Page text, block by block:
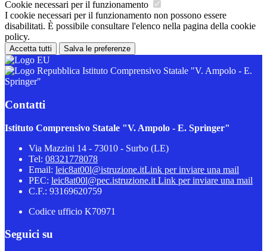
Cookie necessari per il funzionamento
I cookie necessari per il funzionamento non possono essere
disabilitati. È possibile consultare l'elenco nella pagina della cookie
policy.
Accetta tutti Salva le preferenze
Istituto Comprensivo Statale "V. Ampolo - E.
Springer"
Contatti
Istituto Comprensivo Statale "V. Ampolo - E. Springer"
Via Mazzini 14 - 73010 - Surbo (LE)
Tel: 08321778078
Email: leic8at00l@istruzione.itLink per inviare una mail
PEC: leic8at00l@pec.istruzione.it Link per inviare una mail
C.F.: 93169620759
Codice ufficio K70971
Seguici su